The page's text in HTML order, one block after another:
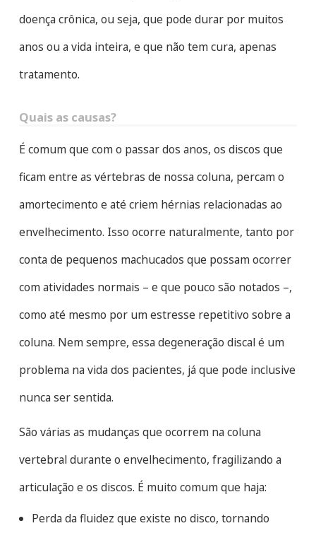
doença crônica, ou seja, que pode durar por muitos
anos ou a vida inteira, e que não tem cura, apenas
tratamento.
Quais as causas?
É comum que com o passar dos anos, os discos que
ficam entre as vértebras de nossa coluna, percam o
amortecimento e até criem hérnias relacionadas ao
envelhecimento. Isso ocorre naturalmente, tanto por
conta de pequenos machucados que possam ocorrer
com atividades normais ­– e que pouco são notados –,
como até mesmo por um estresse repetitivo sobre a
coluna. Nem sempre, essa degeneração discal é um
problema na vida dos pacientes, já que pode inclusive
nunca ser sentida.
São várias as mudanças que ocorrem na coluna
vertebral durante o envelhecimento, fragilizando a
articulação e os discos. É muito comum que haja:
Perda da fluidez que existe no disco, tornando